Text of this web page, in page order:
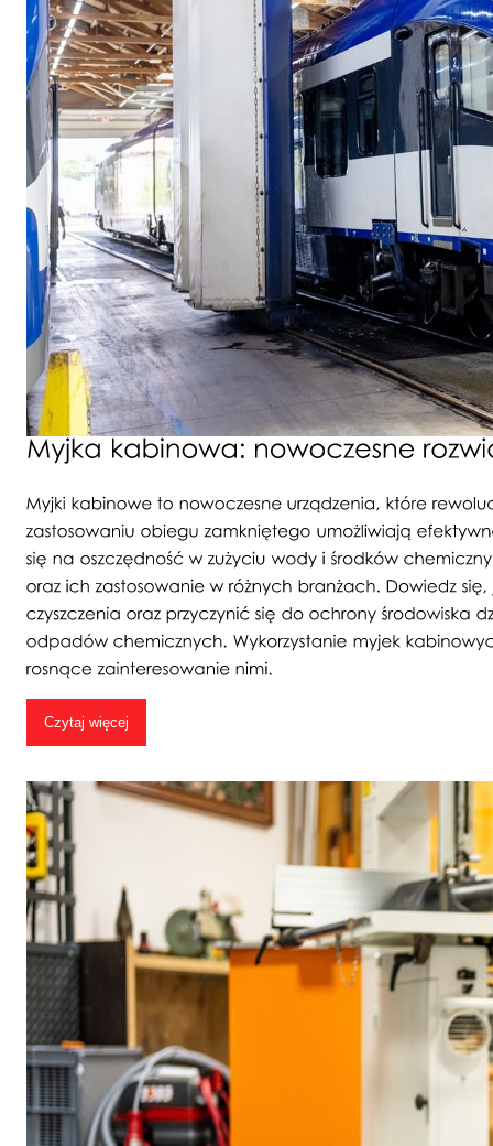
Czytaj więcej